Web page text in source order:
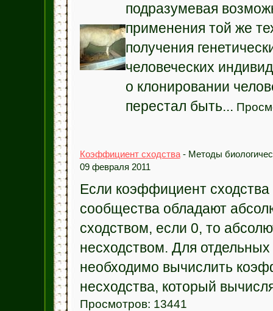
подразумевая
применения той же
получения
человеческих
о клонировании
перестал быть...
Коэффициент сходства- Методы
09 февраля 2011
Если коэффициент сходства
сообщества обладают
сходством, если 0, то
несходством. Для
необходимо вычислить
несходства, который
Просмотров: 13441